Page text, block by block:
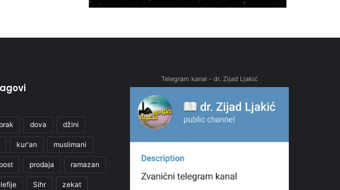
brak dova džini
kur'an muslimani
post prodaja ramazan
Sihr zekat
Telegram kanal - dr. Zijad Ljakić